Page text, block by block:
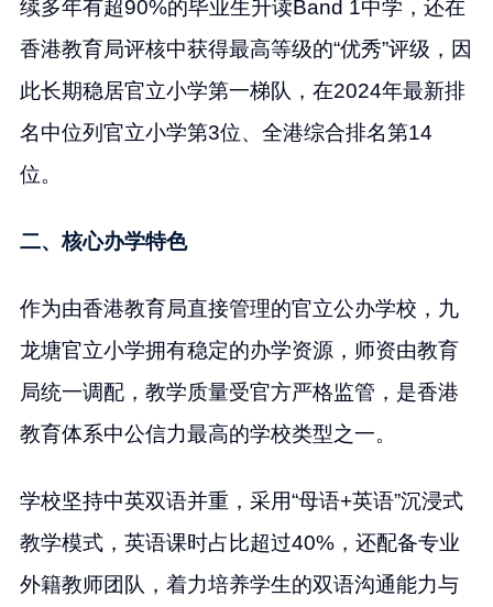
续多年有超90%的毕业生升读Band 1中学，还在
香港教育局评核中获得最高等级的“优秀”评级，因
此长期稳居官立小学第一梯队，在2024年最新排
名中位列官立小学第3位、全港综合排名第14
位。
二、核心办学特色
作为由香港教育局直接管理的官立公办学校，九
龙塘官立小学拥有稳定的办学资源，师资由教育
局统一调配，教学质量受官方严格监管，是香港
教育体系中公信力最高的学校类型之一。
学校坚持中英双语并重，采用“母语+英语”沉浸式
教学模式，英语课时占比超过40%，还配备专业
外籍教师团队，着力培养学生的双语沟通能力与